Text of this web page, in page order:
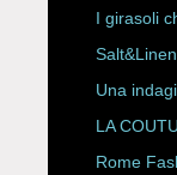
ESPY
I girasoli
Una
LA
CON
Rome